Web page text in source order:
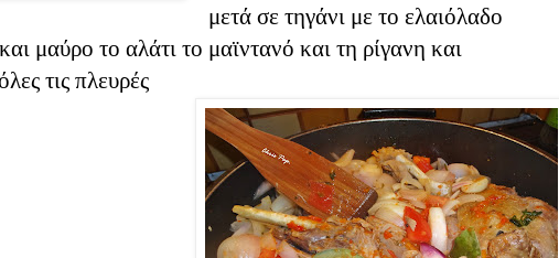
μετά σε τηγάνι με το ελαιόλαδο
μαύρο το αλάτι το μαϊντανό και τη ρίγανη και
τις πλευρές